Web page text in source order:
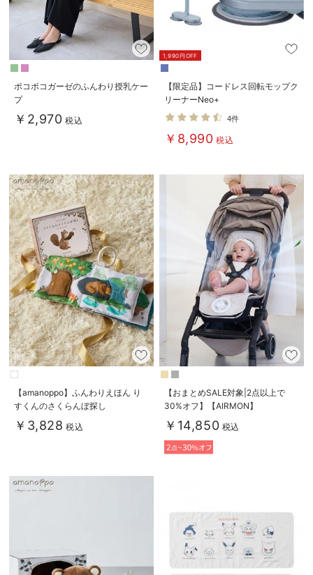
ポコポコガーゼのふんわり授乳ケー
プ
￥2,970 税込
1,990円OFF
【限定品】コードレス回転モップク
リーナーNeo+
4件
￥8,990 税込
【amanoppo】ふんわりえほん り
すくんのさくらんぼ探し
￥3,828 税込
【おまとめSALE対象|2点以上で
30%オフ】【AIRMON】
AIRMON2 プレミアム
￥14,850 税込